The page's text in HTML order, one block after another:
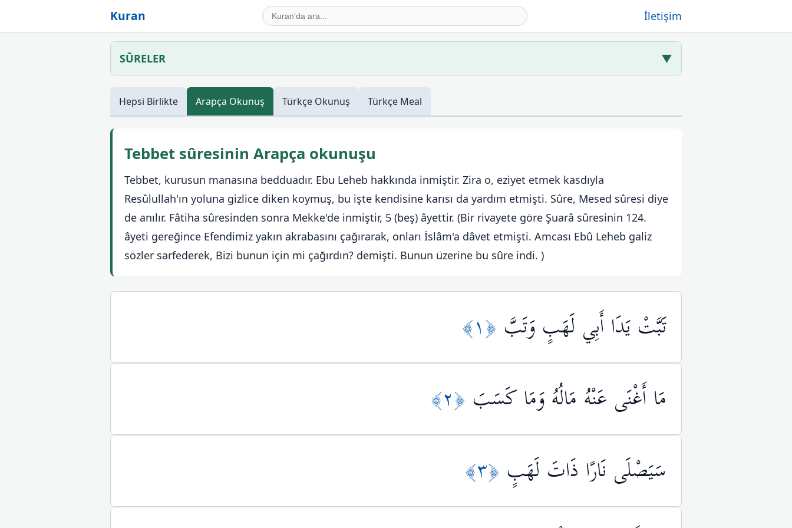
Kuran İletişim
SÛRELER ▼
Hepsi Birlikte Arapça Okunuş Türkçe Okunuş Türkçe Meal
Tebbet sûresinin Arapça okunuşu
Tebbet, kurusun manasına bedduadır. Ebu Leheb hakkında inmiştir. Zira o, eziyet etmek kasdıyla
Resûlullah'ın yoluna gizlice diken koymuş, bu işte kendisine karısı da yardım etmişti. Sûre, Mesed sûresi diye
de anılır. Fâtiha sûresinden sonra Mekke'de inmiştir, 5 (beş) âyettir. (Bir rivayete göre Şuarâ sûresinin 124.
âyeti gereğince Efendimiz yakın akrabasını çağırarak, onları İslâm'a dâvet etmişti. Amcası Ebû Leheb galiz
sözler sarfederek, Bizi bunun için mi çağırdın? demişti. Bunun üzerine bu sûre indi. )
تَبَّتْ يَدَا أَبِي لَهَبٍ وَتَبَّ ﴿١﴾
مَا أَغْنَى عَنْهُ مَالُهُ وَمَا كَسَبَ ﴿٢﴾
سَيَصْلَى نَارًا ذَاتَ لَهَبٍ ﴿٣﴾